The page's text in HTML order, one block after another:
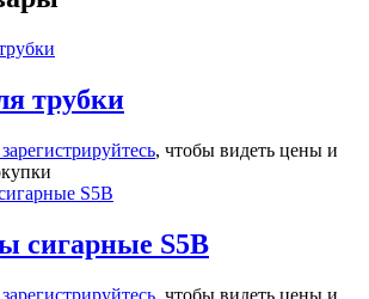
трубки
, чтобы видеть цены и
сигарные S5B
, чтобы видеть цены и